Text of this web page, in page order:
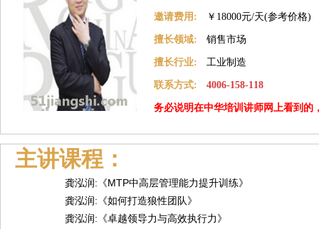
邀请费用: ￥18000元/天(参考价格)
擅长领域: 销售市场
擅长行业: 工业制造
联系方式: 4006-158-118
务必说明在中华培训讲师网上看到的
主讲课程：
龚泓润:《MTP中高层管理能力提升训练》
龚泓润:《如何打造狼性团队》
龚泓润:《卓越领导力与高效执行力》